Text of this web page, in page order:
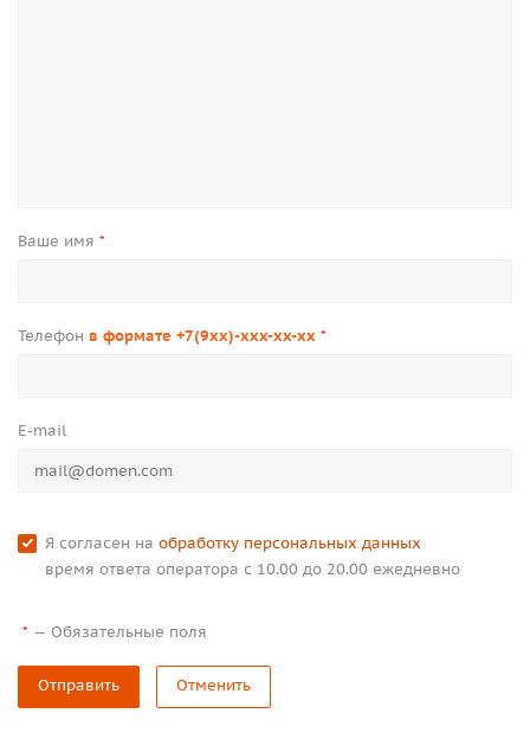
Ваше имя *
Телефон в формате +7(9xx)-xxx-xx-xx *
E-mail
Я согласен на обработку персональных данных
время ответа оператора с 10.00 до 20.00 ежедневно
* — Обязательные поля
Отправить Отменить